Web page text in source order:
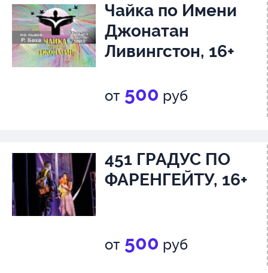
Чайка по Имени
Джонатан
Ливингстон, 16+
от 500 руб
451 ГРАДУС ПО
ФАРЕНГЕЙТУ, 16+
от 500 руб